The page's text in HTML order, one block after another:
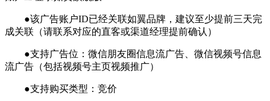
●该广告账户ID已经关联如翼品牌，建议至少提前三天完
成关联（请联系对应的直客或渠道经理提前确认）
●支持广告位：微信朋友圈信息流广告、微信视频号信息
流广告（包括视频号主页视频推广）
●支持购买类型：竞价